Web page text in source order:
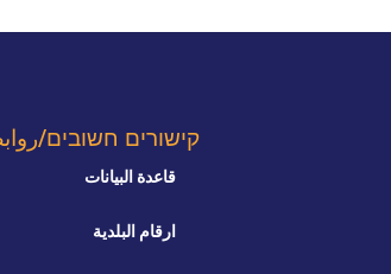
קישורים חשובים/
قاعدة البيانات
ارقام البلدية